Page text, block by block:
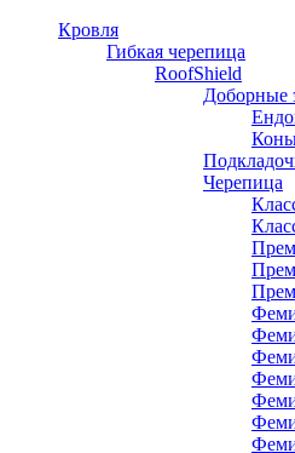
Кровля
Гибкая черепица
RoofShield
Доборные
Черепица